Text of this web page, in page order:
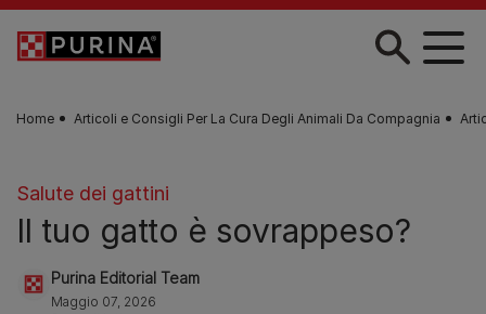
Skip to main content
Home Articoli e Consigli Per La Cura Degli Animali Da Compagnia
Salute dei gattini
Il tuo gatto è sovrappeso?
Purina Editorial Team
Maggio 07, 2026